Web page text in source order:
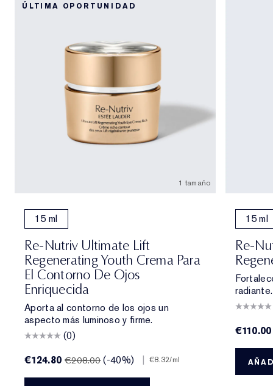
ÚLTIMA OPORTUNIDAD
1 tamaño
15 ml
Re-Nutriv Ultimate Lift
Regenerating Youth Crema Para
El Contorno De Ojos
Enriquecida
Aporta al contorno de los ojos un
aspecto más luminoso y firme.
(0)
€124.80€208.00 (-40%) €8.32/ml
15 ml
Re-
radiante.
€110.00